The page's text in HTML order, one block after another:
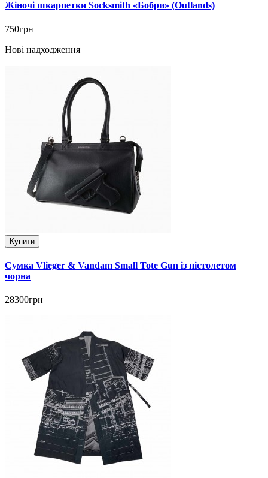
Жіночі шкарпетки Socksmith «Бобри» (Outlands)
750грн
Нові надходження
Купити
Сумка Vlieger & Vandam Small Tote Gun із пістолетом
чорна
28300грн